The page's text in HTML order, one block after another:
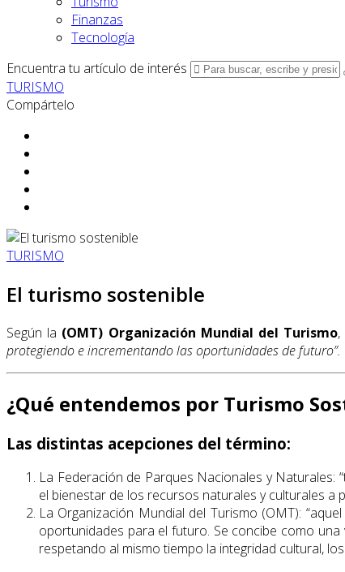
Finanzas
Tecnología
Encuentra tu artículo de interés
TURISMO
Compártelo
TURISMO
El turismo sostenible
Según la (OMT) Organización Mundial del Turismo,
protegiendo e incrementando las oportunidades de futuro”.
¿Qué entendemos por Turismo
Las distintas acepciones del término:
La Federación de Parques Nacionales y Naturales:
el bienestar de los recursos naturales y culturales a
La Organización Mundial del Turismo (OMT):
oportunidades para el futuro. Se concibe como
respetando al mismo tiempo la integridad cultural,